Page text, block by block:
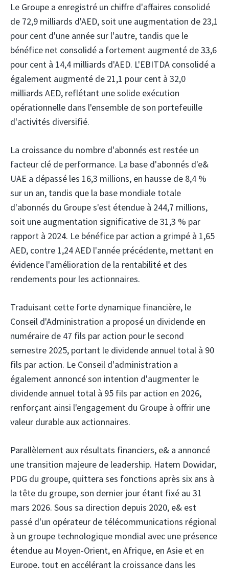
Le Groupe a enregistré un chiffre d'affaires consolidé
de 72,9 milliards d'AED, soit une augmentation de 23,1
pour cent d'une année sur l'autre, tandis que le
bénéfice net consolidé a fortement augmenté de 33,6
pour cent à 14,4 milliards d'AED. L'EBITDA consolidé a
également augmenté de 21,1 pour cent à 32,0
milliards AED, reflétant une solide exécution
opérationnelle dans l'ensemble de son portefeuille
d'activités diversifié.
La croissance du nombre d'abonnés est restée un
facteur clé de performance. La base d'abonnés d'e&
UAE a dépassé les 16,3 millions, en hausse de 8,4 %
sur un an, tandis que la base mondiale totale
d'abonnés du Groupe s'est étendue à 244,7 millions,
soit une augmentation significative de 31,3 % par
rapport à 2024. Le bénéfice par action a grimpé à 1,65
AED, contre 1,24 AED l'année précédente, mettant en
évidence l'amélioration de la rentabilité et des
rendements pour les actionnaires.
Traduisant cette forte dynamique financière, le
Conseil d'Administration a proposé un dividende en
numéraire de 47 fils par action pour le second
semestre 2025, portant le dividende annuel total à 90
fils par action. Le Conseil d'administration a
également annoncé son intention d'augmenter le
dividende annuel total à 95 fils par action en 2026,
renforçant ainsi l'engagement du Groupe à offrir une
valeur durable aux actionnaires.
Parallèlement aux résultats financiers, e& a annoncé
une transition majeure de leadership. Hatem Dowidar,
PDG du groupe, quittera ses fonctions après six ans à
la tête du groupe, son dernier jour étant fixé au 31
mars 2026. Sous sa direction depuis 2020, e& est
passé d'un opérateur de télécommunications régional
à un groupe technologique mondial avec une présence
étendue au Moyen-Orient, en Afrique, en Asie et en
Europe, tout en accélérant la croissance dans les